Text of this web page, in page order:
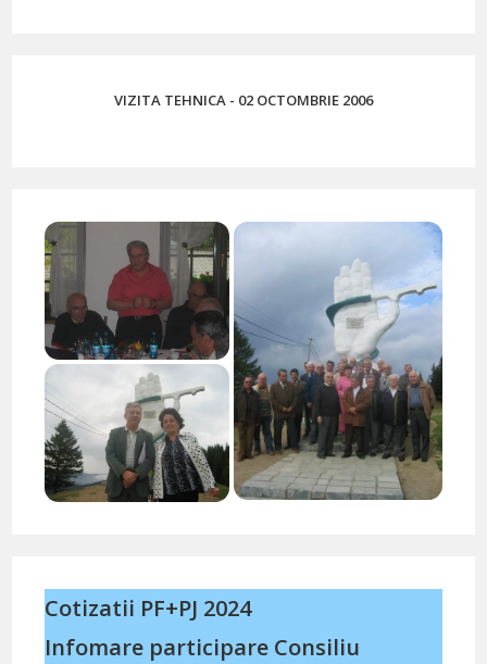
VIZITA TEHNICA - 02 OCTOMBRIE 2006
Cotizatii PF+PJ 2024
Infomare participare Consiliu